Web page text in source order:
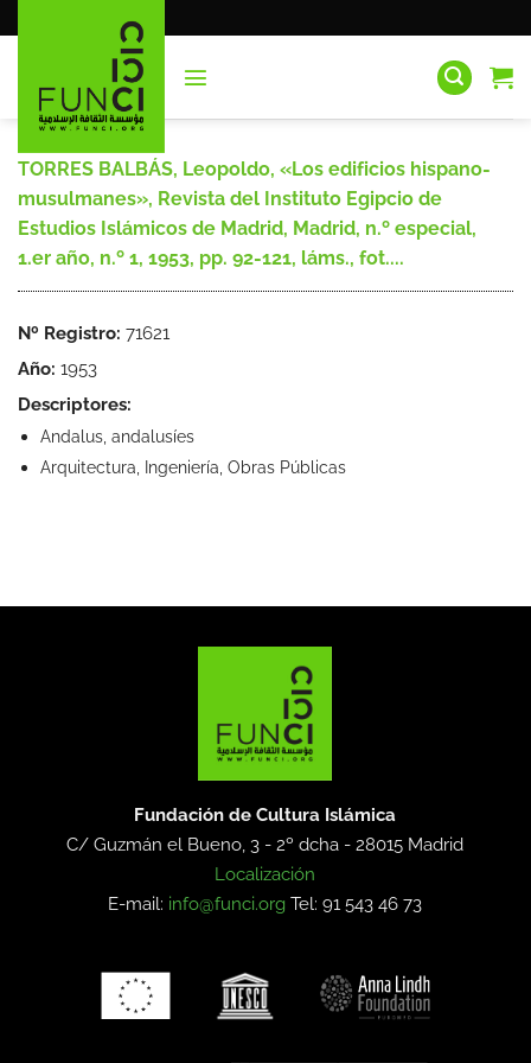
al
TORRES BALBÁS, Leopoldo, «Los edificios hispano-
musulmanes», Revista del Instituto Egipcio de
Estudios Islámicos de Madrid, Madrid, n.º especial,
1.er año, n.º 1, 1953, pp. 92-121, láms., fot....
Nº Registro: 71621
Año: 1953
Descriptores:
Andalus, andalusíes
Arquitectura, Ingeniería, Obras Públicas
Fundación de Cultura Islámica
C/ Guzmán el Bueno, 3 - 2º dcha -28015 Madrid
Localización
E-mail: info@funci.org Tel: 91 543 46 73